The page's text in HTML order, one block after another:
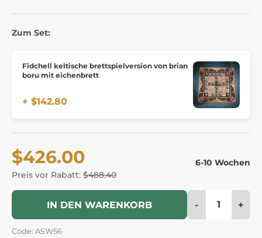
Zum Set:
Fidchell keltische brettspielversion von brian
boru mit eichenbrett
+ $142.80
$426.00
Preis vor Rabatt: $488.40
6-10 Wochen
IN DEN WARENKORB - +
Code: ASW56